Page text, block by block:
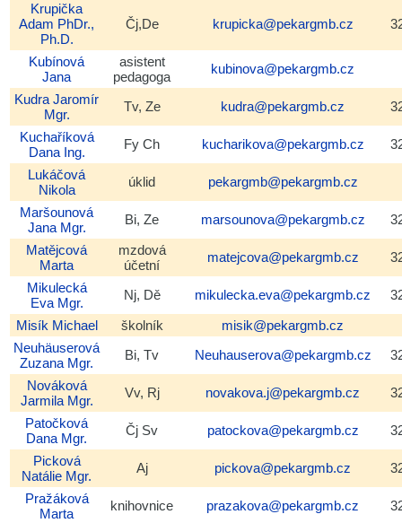
Krupička
Adam PhDr.,
Ph.D.
Čj,De krupicka@pekargmb.cz
Kubínová
Jana
asistent
pedagoga
kubinova@pekargmb.cz
Kudra Jaromír
Mgr.
Tv, Ze kudra@pekargmb.cz
Kuchaříková
Dana Ing.
Fy Ch kucharikova@pekargmb.cz
Lukáčová
Nikola
úklid
pekargmb@pekargmb.cz
Maršounová
Jana Mgr.
Bi, Ze marsounova@pekargmb.cz
Matějcová
Marta
mzdová
účetní
matejcova@pekargmb.cz
Mikulecká
Eva Mgr.
Nj, Dě mikulecka.eva@pekargmb.cz
Misík Michael školník
misik@pekargmb.cz
Neuhäuserová
Zuzana Mgr.
Bi, Tv Neuhauserova@pekargmb.cz
Nováková
Jarmila Mgr.
Vv, Rj novakova.j@pekargmb.cz
Patočková
Dana Mgr.
Čj Sv patockova@pekargmb.cz
Picková
Natálie Mgr.
Aj pickova@pekargmb.cz
Pražáková
Marta
knihovnice prazakova@pekargmb.cz